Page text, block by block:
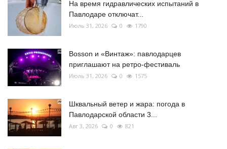
На время гидравлических испытаний в
Павлодаре отключат...
Июль 31, 2026 0 1790
Bosson и «Винтаж»: павлодарцев
приглашают на ретро-фестиваль
Июль 31, 2026 0 1575
Шквальный ветер и жара: погода в
Павлодарской области 3...
Авг 3, 2026 0 821